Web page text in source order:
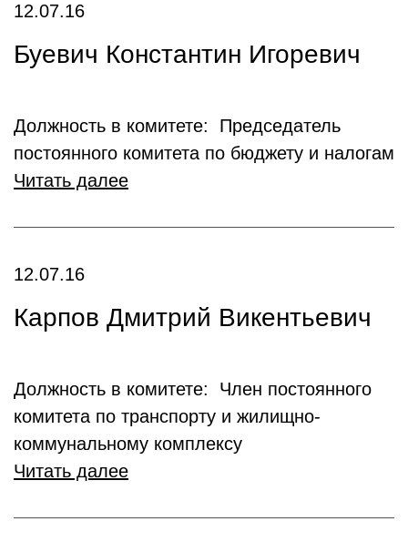
12.07.16
Буевич Константин Игоревич
Должность в комитете: Председатель
постоянного комитета по бюджету и налогам
Читать далее
12.07.16
Карпов Дмитрий Викентьевич
Должность в комитете: Член постоянного
комитета по транспорту и жилищно-
коммунальному комплексу
Читать далее